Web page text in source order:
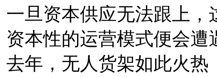
一旦资本供应无法跟上
资本性的运营模式便会遭
去年，无人货架如此火